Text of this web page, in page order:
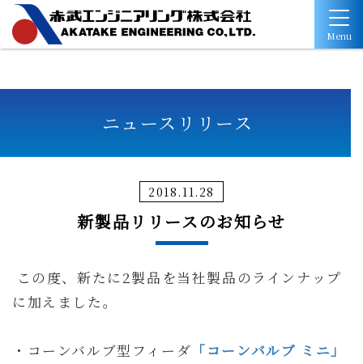
Menu
ニュースリリース
2018.11.28
新製品リリースのお知らせ
この度、新たに2製品を当社製品のラインナップ
に加えました。
・コーンバルブ型フィーダ 「コーンバルブ ミニ」